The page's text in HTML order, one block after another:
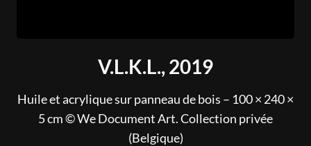
V.L.K.L., 2019
Huile et acrylique sur panneau de bois – 100 × 240 ×
5 cm © We Document Art. Collection privée
(Belgique)